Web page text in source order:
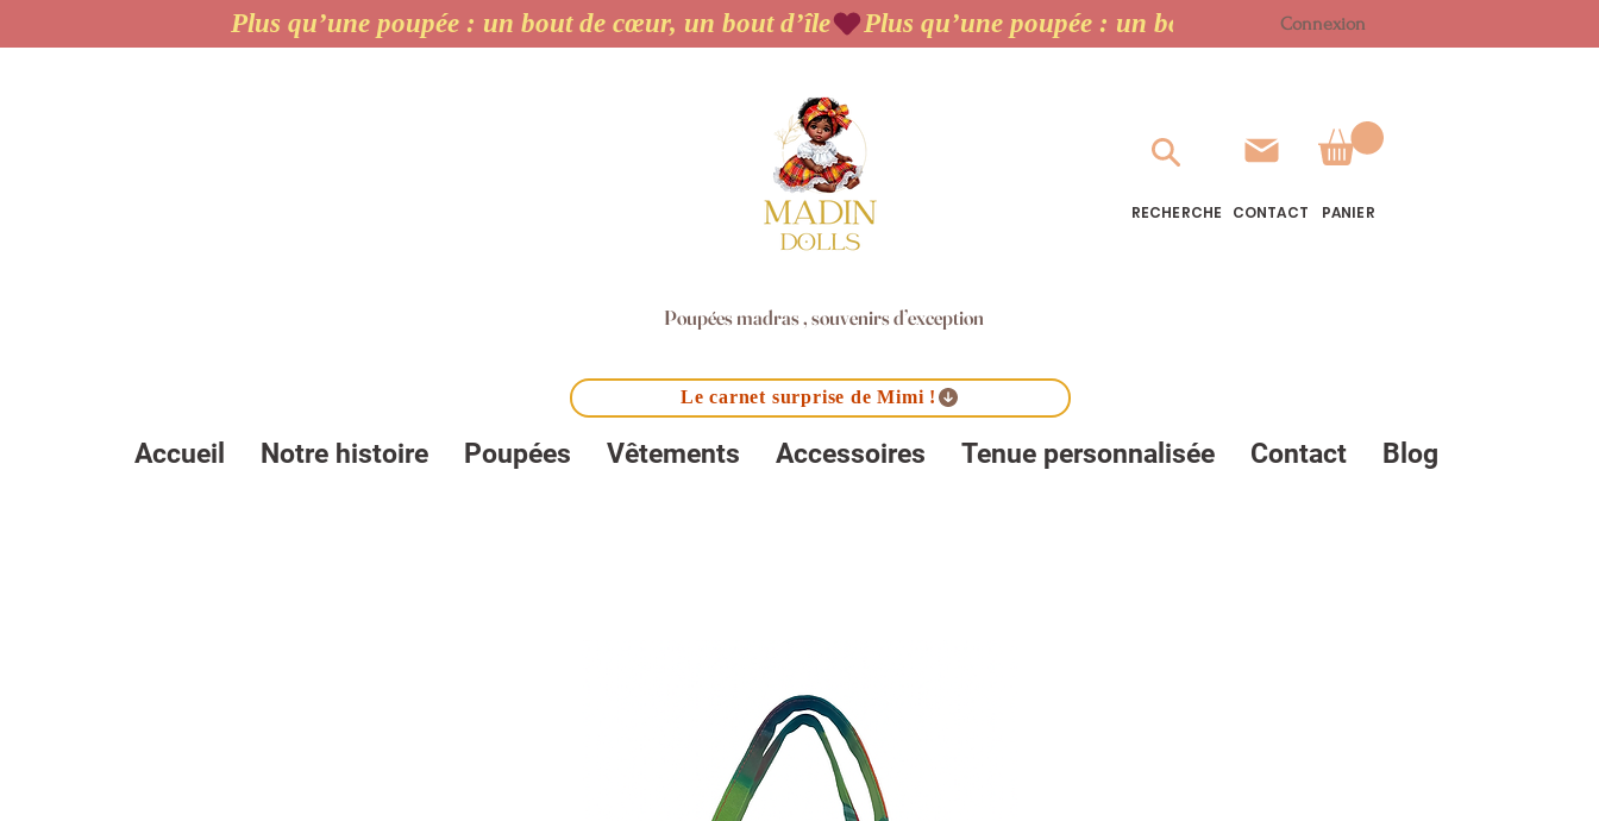
Plus qu’une poupée : un bout de cœur, un bout d’île Connexion
RECHERCHE CONTACT PANIER
Poupées madras , souvenirs d’exception
Le carnet surprise de Mimi !
Accueil Notre histoire Poupées Vêtements Accessoires Tenue personnalisée Contact Blog